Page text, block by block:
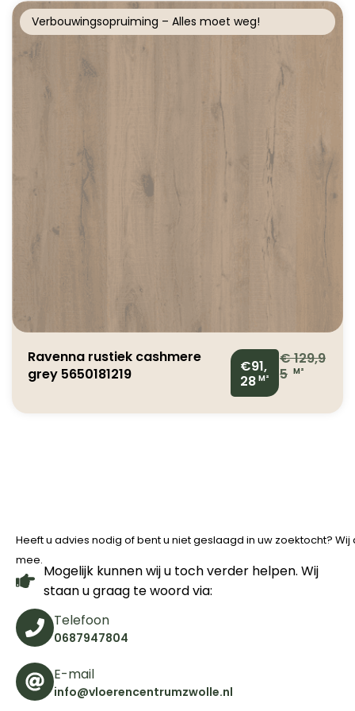
Verbouwingsopruiming – Alles moet weg!
Ravenna rustiek cashmere
grey 5650181219
€91,
28 M²
€129,9
5 M²
Heeft u advies nodig of bent u niet geslaagd in uw zoektocht?
mee.
Mogelijk kunnen wij u toch verder helpen. Wij
staan u graag te woord via:
Telefoon
0687947804
E-mail
info@vloerencentrumzwolle.nl